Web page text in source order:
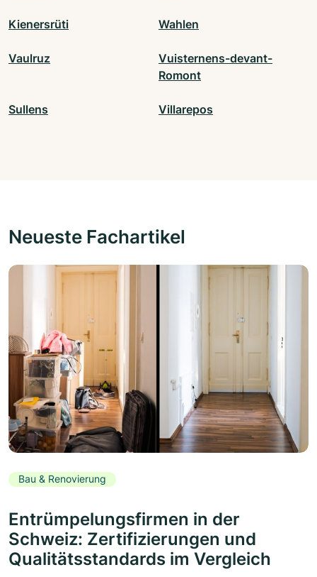
Kienersrüti Wahlen
Vaulruz
Vuisternens-devant-
Romont
Sullens Villarepos
Neueste Fachartikel
Bau & Renovierung
Entrümpelungsfirmen in der
Schweiz: Zertifizierungen und
Qualitätsstandards im Vergleich